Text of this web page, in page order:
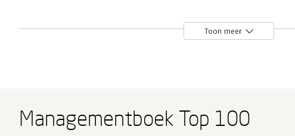
cognitief
gedragstherapeutisch
gedragstherapeutisch
Toon meer
Managementboek Top 100